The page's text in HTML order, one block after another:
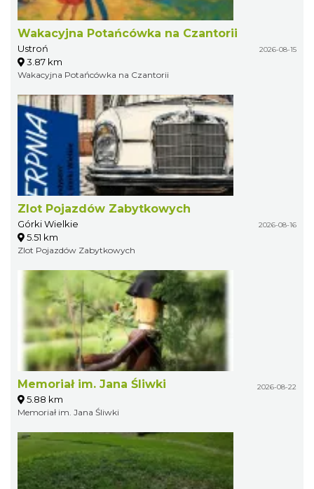
Wakacyjna Potańcówka na Czantorii
Ustroń 2026-08-15
3.87 km
Wakacyjna Potańcówka na Czantorii
Zlot Pojazdów Zabytkowych
Górki Wielkie 2026-08-16
5.51 km
Zlot Pojazdów Zabytkowych
Memoriał im. Jana Śliwki 2026-08-22
5.88 km
Memoriał im. Jana Śliwki